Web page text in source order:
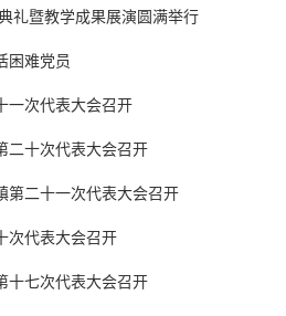
礼暨教学成果展演圆满举行
困难党员
一次代表大会召开
二十次代表大会召开
第二十一次代表大会召开
次代表大会召开
十七次代表大会召开